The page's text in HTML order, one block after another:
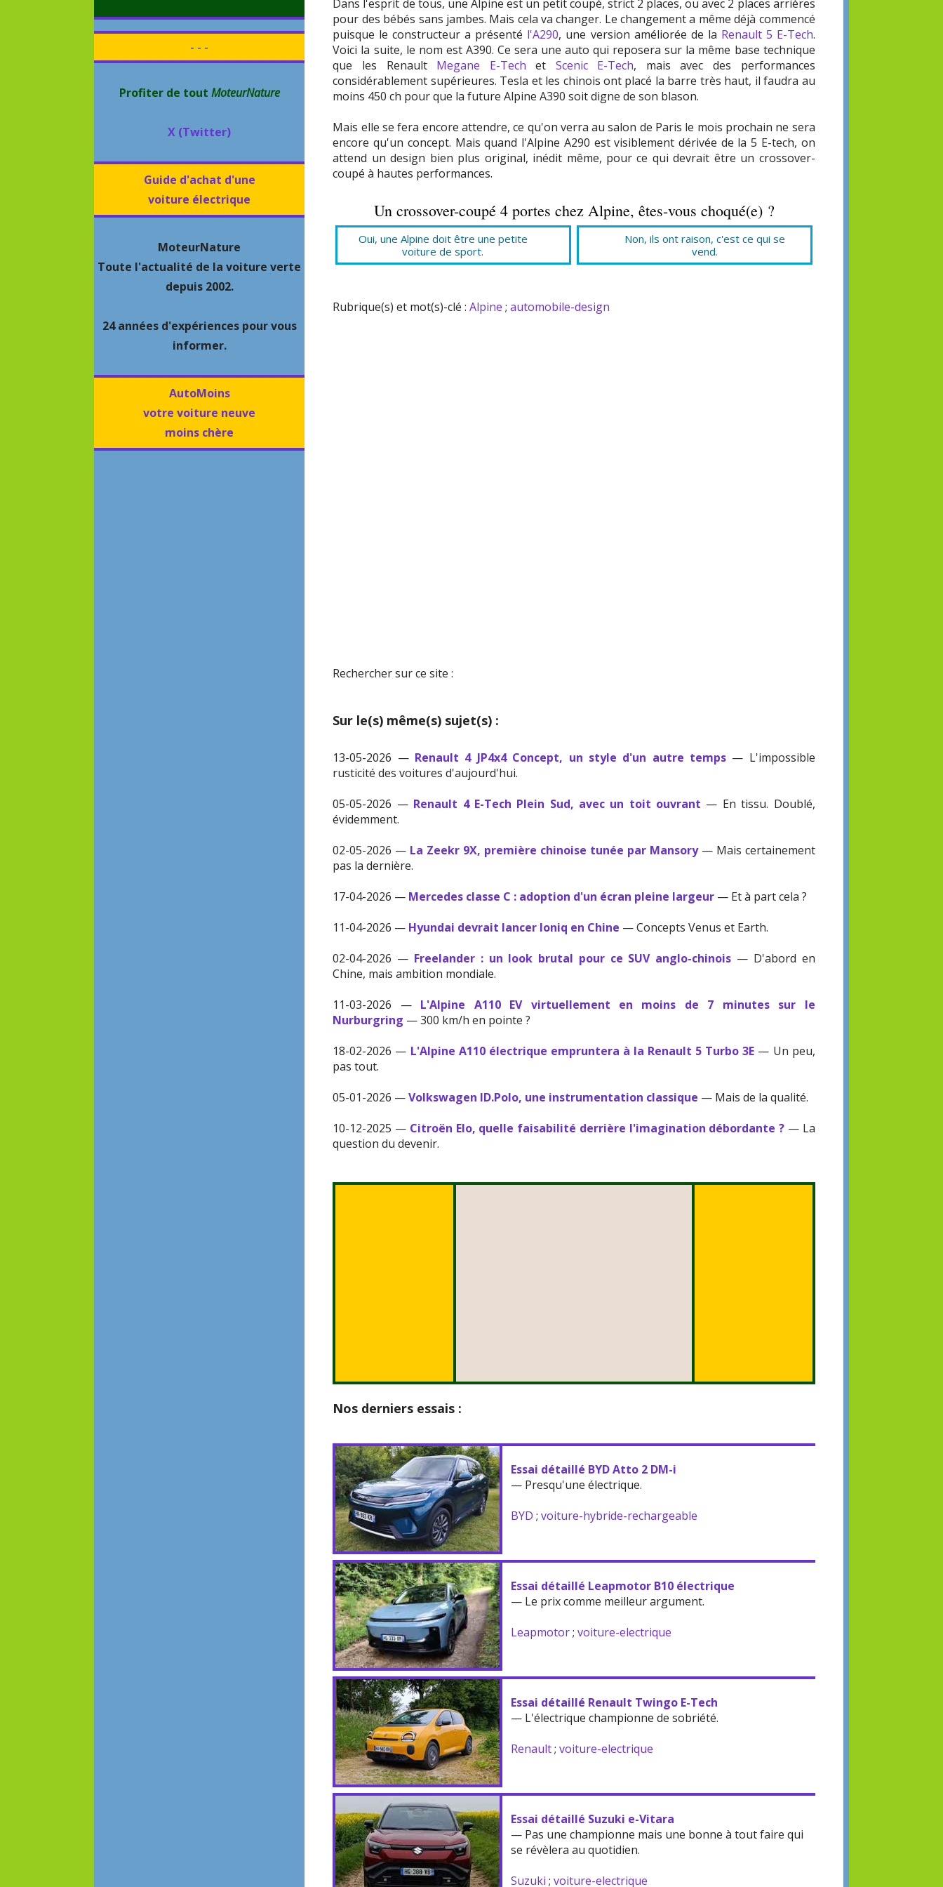
- - -
Profiter de tout MoteurNature
X (Twitter)
Guide d'achat d'une
voiture électrique
MoteurNature
Toute l'actualité de la voiture verte
depuis 2002.
24 années d'expériences pour vous
informer.
AutoMoins
votre voiture neuve
moins chère
Dans l'esprit de tous, une Alpine est un petit coupé, strict 2 places, ou avec 2 places arrières
pour des bébés sans jambes. Mais cela va changer. Le changement a même déjà commencé
puisque le constructeur a présenté l'A290, une version améliorée de la Renault 5 E-Tech.
Voici la suite, le nom est A390. Ce sera une auto qui reposera sur la même base technique
que les Renault Megane E-Tech et Scenic E-Tech, mais avec des performances
considérablement supérieures. Tesla et les chinois ont placé la barre très haut, il faudra au
moins 450 ch pour que la future Alpine A390 soit digne de son blason.
Mais elle se fera encore attendre, ce qu'on verra au salon de Paris le mois prochain ne sera
encore qu'un concept. Mais quand l'Alpine A290 est visiblement dérivée de la 5 E-tech, on
attend un design bien plus original, inédit même, pour ce qui devrait être un crossover-
coupé à hautes performances.
Un crossover-coupé 4 portes chez Alpine, êtes-vous choqué(e) ?
Oui, une Alpine doit être une petite
voiture de sport.
Non, ils ont raison, c'est ce qui se
vend.
Rubrique(s) et mot(s)-clé :Alpine ;automobile-design
Rechercher sur ce site :
Sur le(s) même(s) sujet(s) :
13-05-2026 — Renault 4 JP4x4 Concept, un style d'un autre temps— L'impossible
rusticité des voitures d'aujourd'hui.
05-05-2026 — Renault 4 E-Tech Plein Sud, avec un toit ouvrant — En tissu. Doublé,
évidemment.
02-05-2026 — La Zeekr 9X, première chinoise tunée par Mansory— Mais certainement
pas la dernière.
17-04-2026 — Mercedes classe C : adoption d'un écran pleine largeur — Et à part cela ?
11-04-2026 — Hyundai devrait lancer Ioniq en Chine — Concepts Venus et Earth.
02-04-2026 — Freelander : un look brutal pour ce SUV anglo-chinois — D'abord en
Chine, mais ambition mondiale.
11-03-2026 — L'Alpine A110 EV virtuellement en moins de 7 minutes sur le
Nurburgring — 300 km/h en pointe ?
18-02-2026 — L'Alpine A110 électrique empruntera à la Renault 5 Turbo 3E — Un peu,
pas tout.
05-01-2026 —Volkswagen ID.Polo, une instrumentation classique — Mais de la qualité.
10-12-2025 — Citroën Elo, quelle faisabilité derrière l'imagination débordante ? — La
question du devenir.
Nos derniers essais :
Essai détaillé BYD Atto 2 DM-i
— Presqu'une électrique.
BYD ;voiture-hybride-rechargeable
Essai détaillé Leapmotor B10 électrique
— Le prix comme meilleur argument.
Leapmotor;voiture-electrique
Essai détaillé Renault Twingo E-Tech
— L'électrique championne de sobriété.
Renault;voiture-electrique
Essai détaillé Suzuki e-Vitara
— Pas une championne mais une bonne à tout faire qui
se révèlera au quotidien.
Suzuki ;voiture-electrique